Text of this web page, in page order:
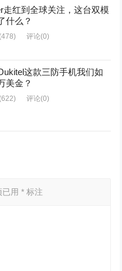
走红到全球关注，这台双模
什么？
评论(0)
这款三防手机我们如
美金？
评论(0)
已用* 标注